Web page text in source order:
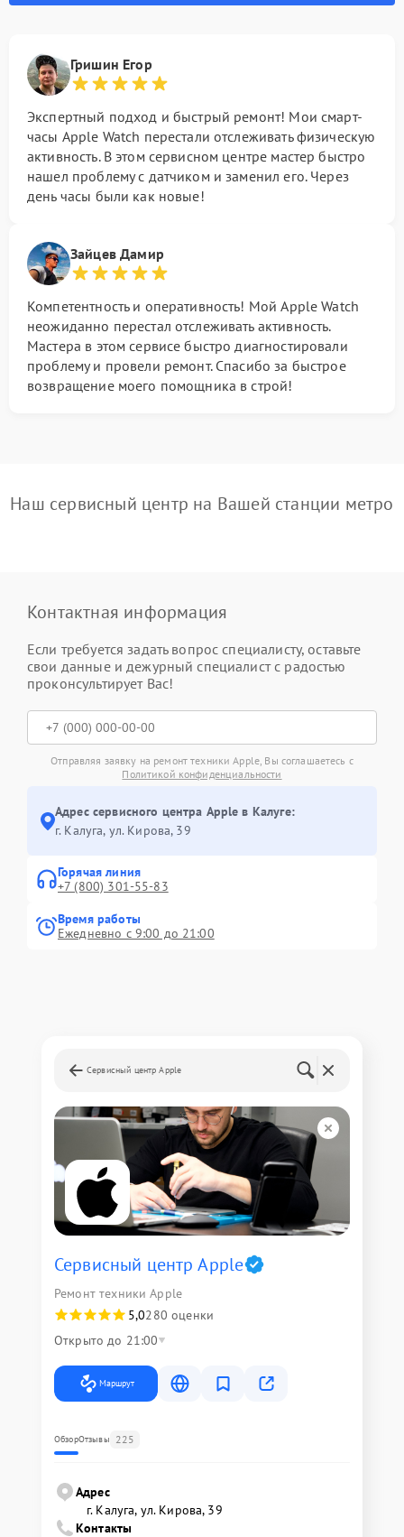
Гришин Егор
Экспертный подход и быстрый ремонт! Мои смарт-
часы Apple Watch перестали отслеживать физическую
активность. В этом сервисном центре мастер быстро
нашел проблему с датчиком и заменил его. Через
день часы были как новые!
Зайцев Дамир
Компетентность и оперативность! Мой Apple Watch
неожиданно перестал отслеживать активность.
Мастера в этом сервисе быстро диагностировали
проблему и провели ремонт. Спасибо за быстрое
возвращение моего помощника в строй!
Наш сервисный центр на Вашей станции метро
Контактная информация
Если требуется задать вопрос специалисту, оставьте
свои данные и дежурный специалист с радостью
проконсультирует Вас!
Отправляя заявку на ремонт техники Apple, Вы соглашаетесь с
Политикой конфиденциальности
Адрес сервисного центра Apple в Калуге:
г. Калуга, ул. Кирова, 39
Горячая линия
+7 (800) 301-55-83
Время работы
Ежедневно с 9:00 до 21:00
Сервисный центр Apple
Сервисный центр Apple
Ремонт техники Apple
5,0280 оценки
Открыто до 21:00
Маршрут
ОбзорОтзывы 225
Адрес
г. Калуга, ул. Кирова, 39
Контакты